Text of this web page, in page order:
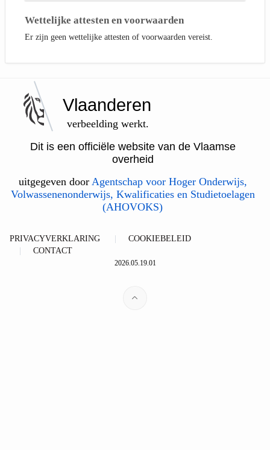
Wettelijke attesten en voorwaarden
Er zijn geen wettelijke attesten of voorwaarden vereist.
Vlaanderen
verbeelding werkt.
Dit is een officiële website van de Vlaamse
overheid
uitgegeven door Agentschap voor Hoger Onderwijs,
Volwassenenonderwijs, Kwalificaties en Studietoelagen
(AHOVOKS)
PRIVACYVERKLARING
COOKIEBELEID
CONTACT
2026.05.19.01